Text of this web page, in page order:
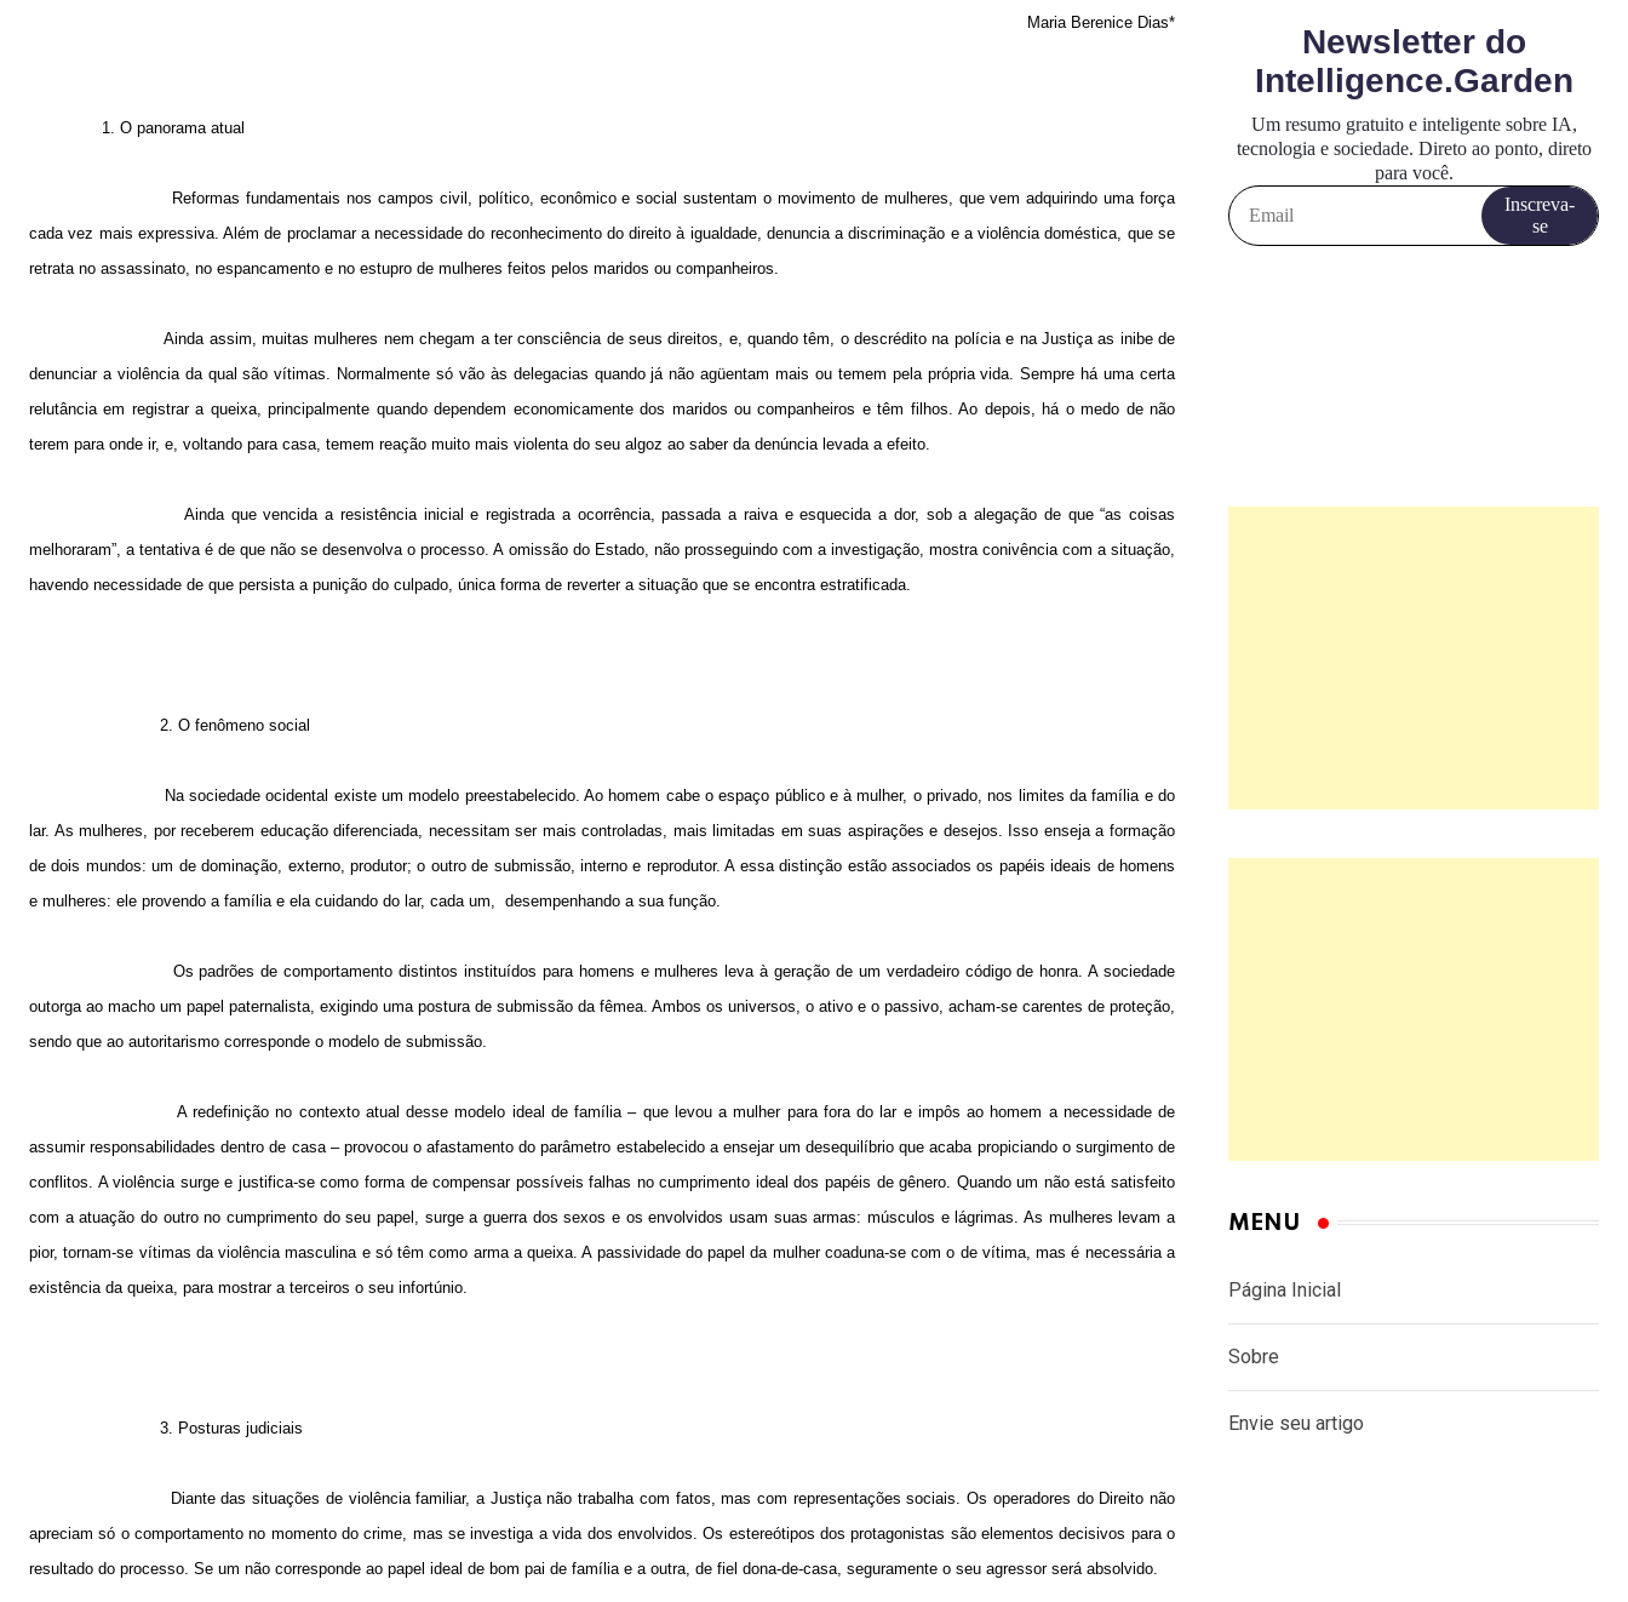
Maria Berenice Dias*
1. O panorama atual
Reformas fundamentais nos campos civil, político, econômico e social sustentam o movimento de mulheres, que vem adquirindo uma força
cada vez mais expressiva. Além de proclamar a necessidade do reconhecimento do direito à igualdade, denuncia a discriminação e a violência doméstica, que se
retrata no assassinato, no espancamento e no estupro de mulheres feitos pelos maridos ou companheiros.
Ainda assim, muitas mulheres nem chegam a ter consciência de seus direitos, e, quando têm, o descrédito na polícia e na Justiça as inibe de
denunciar a violência da qual são vítimas. Normalmente só vão às delegacias quando já não agüentam mais ou temem pela própria vida. Sempre há uma certa
relutância em registrar a queixa, principalmente quando dependem economicamente dos maridos ou companheiros e têm filhos. Ao depois, há o medo de não
terem para onde ir, e, voltando para casa, temem reação muito mais violenta do seu algoz ao saber da denúncia levada a efeito.
Ainda que vencida a resistência inicial e registrada a ocorrência, passada a raiva e esquecida a dor, sob a alegação de que “as coisas
melhoraram”, a tentativa é de que não se desenvolva o processo. A omissão do Estado, não prosseguindo com a investigação, mostra conivência com a situação,
havendo necessidade de que persista a punição do culpado, única forma de reverter a situação que se encontra estratificada.
2. O fenômeno social
Na sociedade ocidental existe um modelo preestabelecido. Ao homem cabe o espaço público e à mulher, o privado, nos limites da família e do
lar. As mulheres, por receberem educação diferenciada, necessitam ser mais controladas, mais limitadas em suas aspirações e desejos. Isso enseja a formação
de dois mundos: um de dominação, externo, produtor; o outro de submissão, interno e reprodutor. A essa distinção estão associados os papéis ideais de homens
e mulheres: ele provendo a família e ela cuidando do lar, cada um,
desempenhando a sua função.
Os padrões de comportamento distintos instituídos para homens e mulheres leva à geração de um verdadeiro código de honra. A sociedade
outorga ao macho um papel paternalista, exigindo uma postura de submissão da fêmea. Ambos os universos, o ativo e o passivo, acham-se carentes de proteção,
sendo que ao autoritarismo corresponde o modelo de submissão.
A redefinição no contexto atual desse modelo ideal de família – que levou a mulher para fora do lar e impôs ao homem a necessidade de
assumir responsabilidades dentro de casa – provocou o afastamento do parâmetro estabelecido a ensejar um desequilíbrio que acaba propiciando o surgimento de
conflitos. A violência surge e justifica-se como forma de compensar possíveis falhas no cumprimento ideal dos papéis de gênero. Quando um não está satisfeito
com a atuação do outro no cumprimento do seu papel, surge a guerra dos sexos e os envolvidos usam suas armas: músculos e lágrimas. As mulheres levam a
pior, tornam-se vítimas da violência masculina e só têm como arma a queixa. A passividade do papel da mulher coaduna-se com o de vítima, mas é necessária a
existência da queixa, para mostrar a terceiros o seu infortúnio.
3. Posturas judiciais
Diante das situações de violência familiar, a Justiça não trabalha com fatos, mas com representações sociais. Os operadores do Direito não
apreciam só o comportamento no momento do crime, mas se investiga a vida dos envolvidos. Os estereótipos dos protagonistas são elementos decisivos para o
resultado do processo. Se um não corresponde ao papel ideal de bom pai de família e a outra, de fiel dona-de-casa, seguramente o seu agressor será absolvido.
MENU
Página Inicial
Sobre
Envie seu artigo